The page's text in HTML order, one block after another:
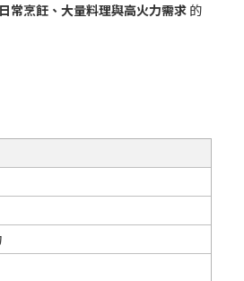
日常烹飪、大量料理與高火力需求 的